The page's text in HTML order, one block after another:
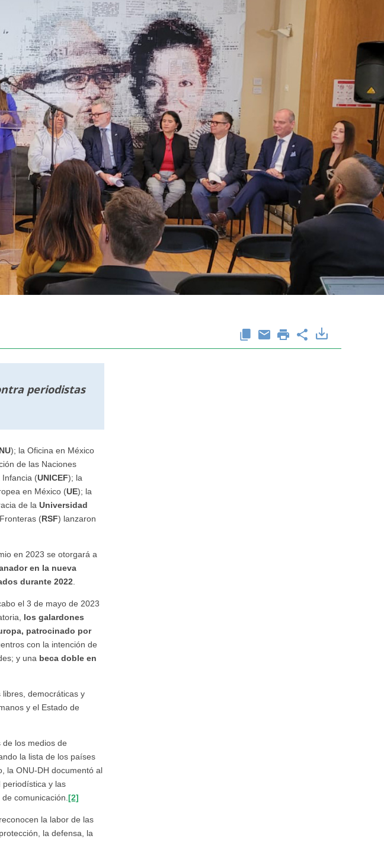
periodistas
); la Oficina en México
de las Naciones
Infancia (UNICEF); la
en México (UE); la
de la Universidad
(RSF) lanzaron
en 2023 se otorgará a
en la nueva
durante 2022
el 3 de mayo de 2023
los galardones
patrocinado por
con la intención de
y una beca doble en
democráticas y
y el Estado de
los medios de
la lista de los países
la ONU-DH documentó al
periodística y las
comunicación. [2]
la labor de las
la defensa, la